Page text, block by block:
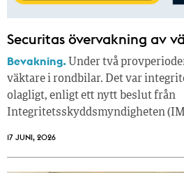
Securitas övervakning av
Bevakning. Under två
väktare i rondbilar. Det var
olagligt, enligt ett nytt beslut från
Integritetsskyddsmyndigheten
17 JUNI, 2026